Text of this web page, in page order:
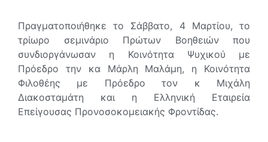
Πραγματοποιήθηκε το Σάββατο, 4 Μαρτίου, το
τρίωρο σεμινάριο Πρώτων Βοηθειών που
συνδιοργάνωσαν η Κοινότητα Ψυχικού με
Πρόεδρο την κα Μάρλη Μαλάμη, η Κοινότητα
Φιλοθέης με Πρόεδρο τον κ Μιχάλη
Διακοσταμάτη και η Ελληνική Εταιρεία
Επείγουσας Προνοσοκομειακής Φροντίδας.